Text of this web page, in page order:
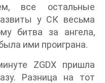
все остальные
у СК весьма
битва за ангела,
ими проиграна.
ZGDX пришла
Разница на тот